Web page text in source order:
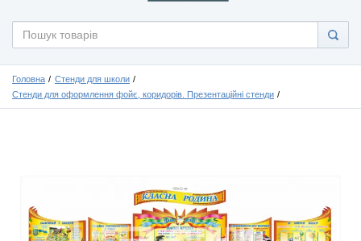
Головна
Стенди для школи
Стенди для оформлення фойє, коридорів. Презентаційні стенди